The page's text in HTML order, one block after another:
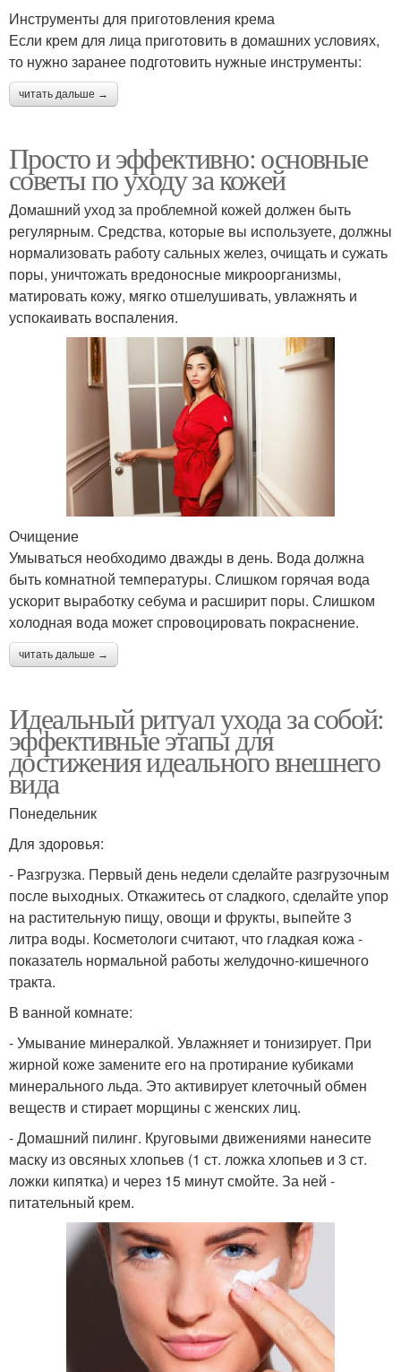
Инструменты для приготовления крема
Если крем для лица приготовить в домашних условиях,
то нужно заранее подготовить нужные инструменты:
читать дальше →
Просто и эффективно: основные
советы по уходу за кожей
Домашний уход за проблемной кожей должен быть
регулярным. Средства, которые вы используете, должны
нормализовать работу сальных желез, очищать и сужать
поры, уничтожать вредоносные микроорганизмы,
матировать кожу, мягко отшелушивать, увлажнять и
успокаивать воспаления.
Очищение
Умываться необходимо дважды в день. Вода должна
быть комнатной температуры. Слишком горячая вода
ускорит выработку себума и расширит поры. Слишком
холодная вода может спровоцировать покраснение.
читать дальше →
Идеальный ритуал ухода за собой:
эффективные этапы для
достижения идеального внешнего
вида
Понедельник
Для здоровья:
- Разгрузка. Первый день недели сделайте разгрузочным
после выходных. Откажитесь от сладкого, сделайте упор
на растительную пищу, овощи и фрукты, выпейте 3
литра воды. Косметологи считают, что гладкая кожа -
показатель нормальной работы желудочно-кишечного
тракта.
В ванной комнате:
- Умывание минералкой. Увлажняет и тонизирует. При
жирной коже замените его на протирание кубиками
минерального льда. Это активирует клеточный обмен
веществ и стирает морщины с женских лиц.
- Домашний пилинг. Круговыми движениями нанесите
маску из овсяных хлопьев (1 ст. ложка хлопьев и 3 ст.
ложки кипятка) и через 15 минут смойте. За ней -
питательный крем.